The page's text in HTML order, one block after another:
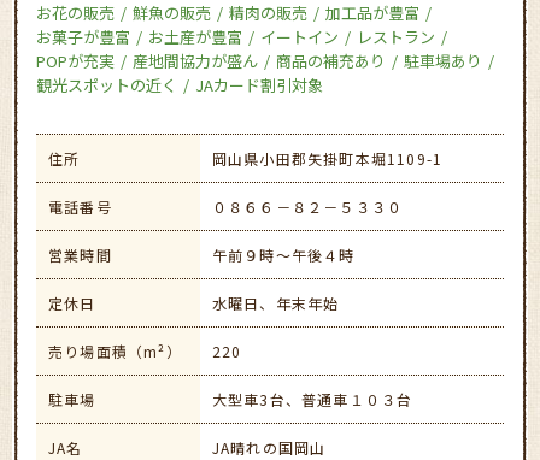
お花の販売
鮮魚の販売 精肉の販売
加工品が豊富
お菓子が豊富
お土産が豊富 イートイン
レストラン
POPが充実
産地間協力が盛ん 商品の補充あり
駐車場あり
観光スポットの近く
JAカード割引対象
住所 岡山県小田郡矢掛町本堀1109-1
電話番号 ０８６６－８２－５３３０
営業時間 午前９時～午後４時
定休日 水曜日、年末年始
売り場面積（m²） 220
駐車場 大型車3台、普通車１０３台
JA名 JA晴れの国岡山